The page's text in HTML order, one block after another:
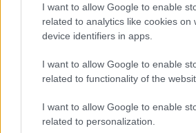
I want to allow Google to enable
related to analytics like cookies on
device identifiers in apps.
I want to allow Google to enable
related to functionality of the
I want to allow Google to enable
related to personalization.
https://live.staticflickr.com/
39_2d32ccbf83.jpg *]
(Řada servisních týmů vlastní
servisní buňky nevyužívá)
Vedle finanční náročnosti